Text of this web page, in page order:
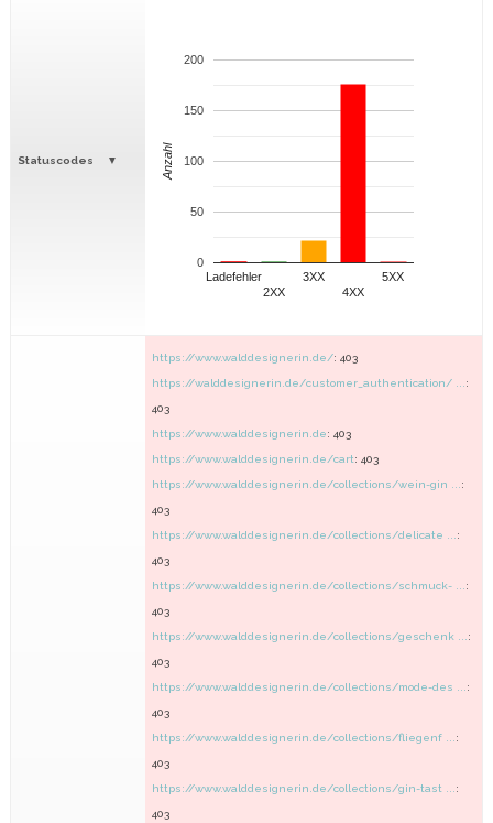
Statuscodes
Ladefehler
2XX
3XX
4XX
5XX
0
50
100
150
200
Anzahl
https://www.walddesignerin.de/: 403
https://walddesignerin.de/customer_authentication/ ... :
403
https://www.walddesignerin.de: 403
https://www.walddesignerin.de/cart: 403
https://www.walddesignerin.de/collections/wein-gin ... :
403
https://www.walddesignerin.de/collections/delicate ... :
403
https://www.walddesignerin.de/collections/schmuck- ... :
403
https://www.walddesignerin.de/collections/geschenk ... :
403
https://www.walddesignerin.de/collections/mode-des ... :
403
https://www.walddesignerin.de/collections/fliegenf ... :
403
https://www.walddesignerin.de/collections/gin-tast ... :
403